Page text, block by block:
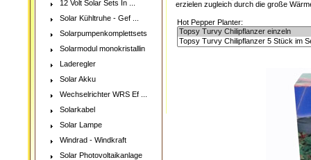
12 Volt Solar Sets In ...
Solar Kühltruhe - Gef ...
Solarpumpenkomplettsets
Solarmodul monokristallin
Laderegler
Solar Akku
Wechselrichter WRS Ef ...
Solarkabel
Solar Lampe
Windrad - Windkraft
Solar Photovoltaikanlage
erzielen zugleich durch die große
Hot Pepper Planter: